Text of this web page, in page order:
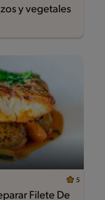
y vegetales
5
Filete De